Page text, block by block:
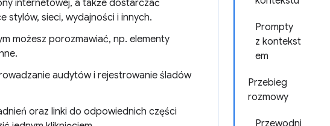
Prompty
z kontekst
em
Przebieg
rozmowy
Przewodni
internetowej, a także dostarczać
stylów, sieci, wydajności i innych.
możesz porozmawiać, np. elementy
audytów i rejestrowanie śladów
oraz linki do odpowiednich części